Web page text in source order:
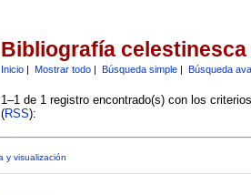
Bibliografía celestinesca
Inicio| Mostrar todo| Búsqueda simple| Búsqueda
1–1 de 1 registro encontrado(s) con los
(RSS):
y visualización